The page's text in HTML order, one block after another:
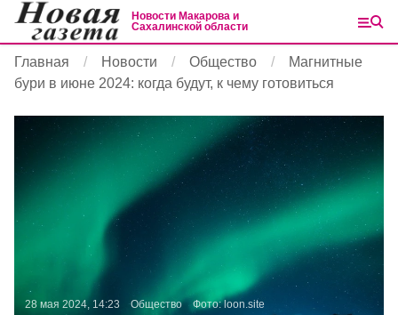
Новости Макарова и
Сахалинской области
Главная Новости Общество
Магнитные
бури в июне 2024: когда будут, к чему готовиться
28 мая 2024, 14:23 Общество Фото:loon.site